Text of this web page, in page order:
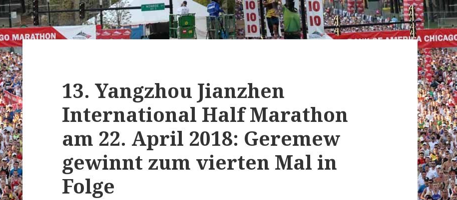
13. Yangzhou Jianzhen
International Half Marathon
am 22. April 2018: Geremew
gewinnt zum vierten Mal in
Folge